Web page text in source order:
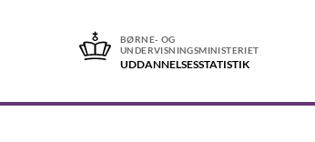
BØRNE- OG
UNDERVISNINGSMINISTERIET
UDDANNELSES­STATISTIK